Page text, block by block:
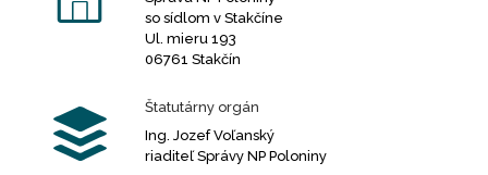
so sídlom v Stakčíne
Ul. mieru 193
06761 Stakčín
Štatutárny orgán
Ing. Jozef Voľanský
riaditeľ Správy NP Poloniny